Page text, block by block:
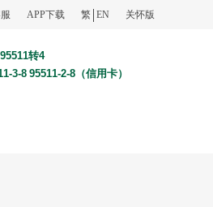
APP下载 繁 EN 关怀版
95511转4
3-8 95511-2-8（信用卡）